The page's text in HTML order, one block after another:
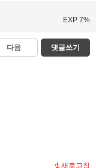
EXP 7%
다음 댓글쓰기
새로고침